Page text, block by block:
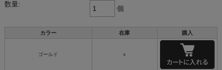
数量:
個
カラー 在庫 購入
ゴールド ○